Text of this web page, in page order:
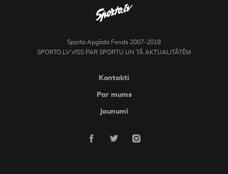
Sporta Apgāda Fonds 2007-2019
SPORTO.LV VISS PAR SPORTU UN TĀ AKTUALITĀTĒM
Kontakti
Par mums
Jaunumi